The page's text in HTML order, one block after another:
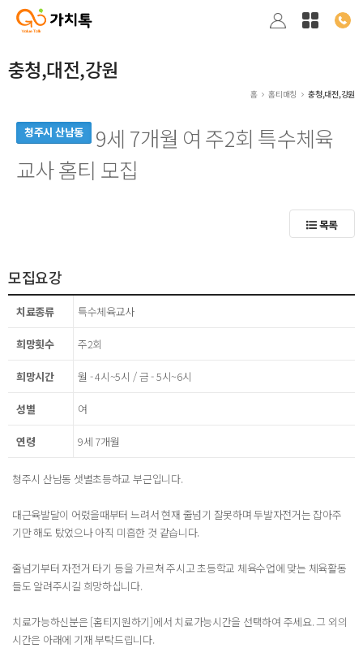
충청,대전,강원
홈 홈티매칭 충청,대전,강원
청주시 산남동
9세 7개월 여 주2회 특수체육
교사 홈티 모집
목록
모집요강
치료종류 특수체육교사
희망횟수 주2회
희망시간 월 - 4시~5시 / 금 - 5시~6시
성별 여
연령 9세 7개월
청주시 산남동 샛별초등하교 부근입니다.
대근육발달이 어렸을때부터 느려서 현재 줄넘기 잘못하며 두발자전거는 잡아주
기만 해도 탔었으나 아직 미흡한 것 같습니다.
줄넘기부터 자전거 타기 등을 가르쳐 주시고 초등학교 체육수업에 맞는 체육활동
들도 알려주시길 희망하십니다.
치료가능하신분은 [홈티지원하기]에서 치료가능시간을 선택하여 주세요. 그 외의
시간은 아래에 기재 부탁드립니다.